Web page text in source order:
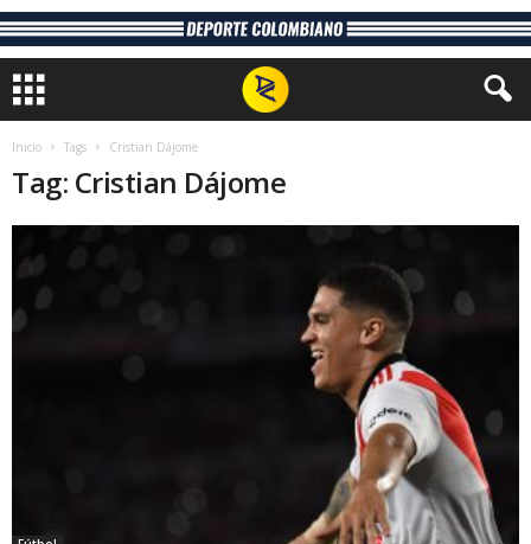
Inicio Tags Cristian Dájome
Tag: Cristian Dájome